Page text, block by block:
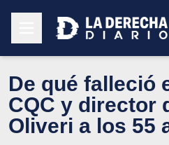
De qué falleció
CQC y director
Oliveri a los 55